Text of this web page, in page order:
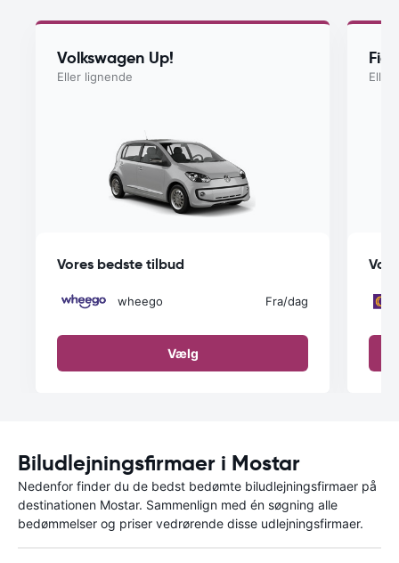
Volkswagen Up!
Eller lignende
Vores bedste tilbud
wheego Fra/dag
Vælg
Eller
Biludlejningsfirmaer i Mostar
Nedenfor finder du de bedst bedømte biludlejningsfirmaer på
destinationen Mostar. Sammenlign med én søgning alle
bedømmelser og priser vedrørende disse udlejningsfirmaer.